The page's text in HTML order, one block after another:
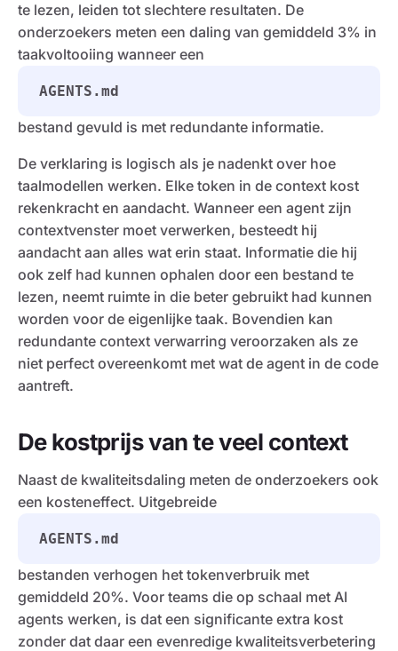
te lezen, leiden tot slechtere resultaten. De
onderzoekers meten een daling van gemiddeld 3% in
taakvoltooiing wanneer een
AGENTS.md
bestand gevuld is met redundante informatie.
De verklaring is logisch als je nadenkt over hoe
taalmodellen werken. Elke token in de context kost
rekenkracht en aandacht. Wanneer een agent zijn
contextvenster moet verwerken, besteedt hij
aandacht aan alles wat erin staat. Informatie die hij
ook zelf had kunnen ophalen door een bestand te
lezen, neemt ruimte in die beter gebruikt had kunnen
worden voor de eigenlijke taak. Bovendien kan
redundante context verwarring veroorzaken als ze
niet perfect overeenkomt met wat de agent in de code
aantreft.
De kostprijs van te veel context
Naast de kwaliteitsdaling meten de onderzoekers ook
een kosteneffect. Uitgebreide
AGENTS.md
bestanden verhogen het tokenverbruik met
gemiddeld 20%. Voor teams die op schaal met AI
agents werken, is dat een significante extra kost
zonder dat daar een evenredige kwaliteitsverbetering